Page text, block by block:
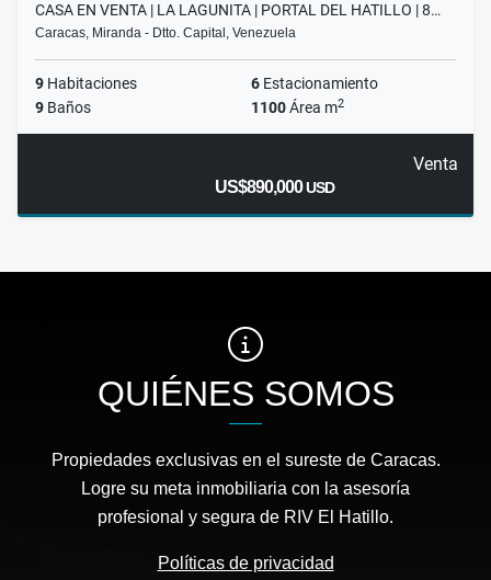
CASA EN VENTA | LA LAGUNITA | PORTAL DEL HATILLO | 8…
Caracas, Miranda - Dtto. Capital, Venezuela
9 Habitaciones 6 Estacionamiento
9 Baños 1100Área m2
Venta
US$890,000USD
QUIÉNES SOMOS
Propiedades exclusivas en el sureste de Caracas.
Logre su meta inmobiliaria con la asesoría
profesional y segura de RIV El Hatillo.
Políticas de privacidad